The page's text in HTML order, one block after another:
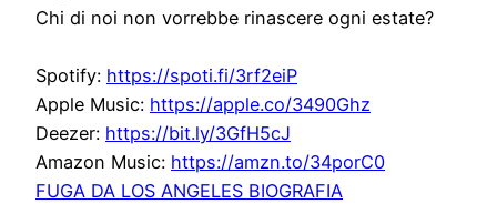
Chi di noi non vorrebbe rinascere ogni estate?
Spotify: https://spoti.fi/3rf2eiP
Apple Music: https://apple.co/3490Ghz
Deezer: https://bit.ly/3GfH5cJ
Amazon Music: https://amzn.to/34porC0
FUGA DA LOS ANGELES BIOGRAFIA